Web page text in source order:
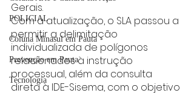
POLICIAL
Coluna Minasul em Pauta
Prevenção em Pauta
Tecnologia
Gerais.
Com a atualização, o SLA passou a
permitir a delimitação
individualizada de polígonos
relacionados à instrução
processual, além da consulta
direta à IDE-Sisema, com o objetivo